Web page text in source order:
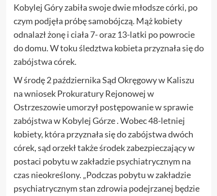
Kobylej Góry zabiła swoje dwie młodsze córki, po
czym podjęła próbę samobójczą. Mąż kobiety
odnalazł żonę i ciała 7- oraz 13-latki po powrocie
do domu. W toku śledztwa kobieta przyznała się do
zabójstwa córek.
W środę 2 października Sąd Okręgowy w Kaliszu
na wniosek Prokuratury Rejonowej w
Ostrzeszowie umorzył postępowanie w sprawie
zabójstwa w Kobylej Górze . Wobec 48-letniej
kobiety, która przyznała się do zabójstwa dwóch
córek, sąd orzekł także środek zabezpieczający w
postaci pobytu w zakładzie psychiatrycznym na
czas nieokreślony. „Podczas pobytu w zakładzie
psychiatrycznym stan zdrowia podejrzanej będzie